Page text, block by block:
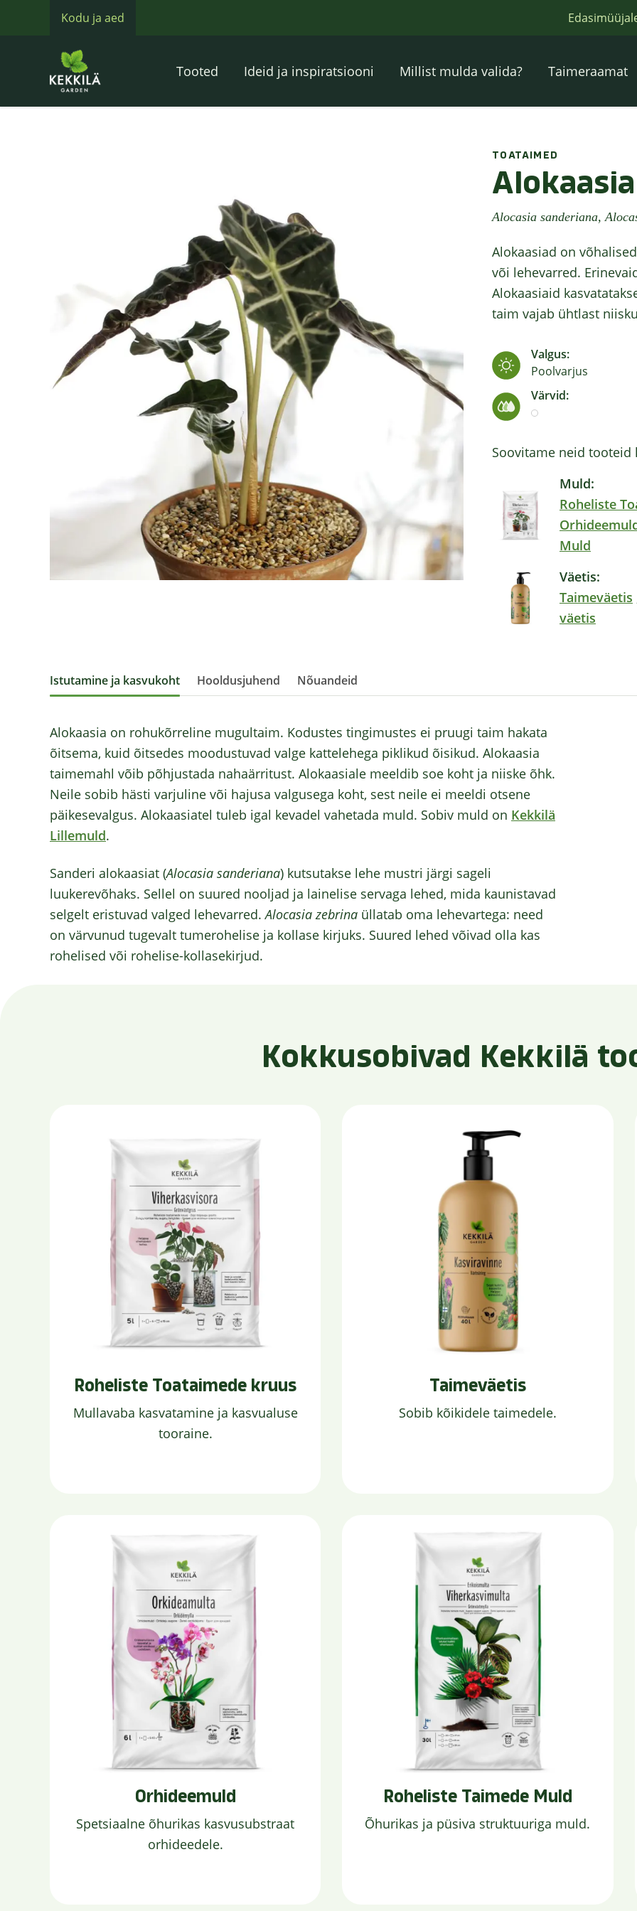
Kodu ja aed
Tooted Ideid ja inspiratsiooni Millist mulda valida? Taimeraamat
TOATAIMED
Alokaasia
Alocasia sanderiana,
Alokaasiad on
või lehevarred.
Alokaasiaid
taim vajab ühtlast
Valgus:
Poolvarjus
Värvid:
Soovitame neid tooteid
Muld:
Roheliste
Muld
Väetis:
Taimeväetis
väetis
Istutamine ja kasvukoht Hooldusjuhend Nõuandeid
Alokaasia on rohukõrreline mugultaim. Kodustes tingimustes ei pruugi taim hakata
õitsema, kuid õitsedes moodustuvad valge kattelehega piklikud õisikud. Alokaasia
taimemahl võib põhjustada nahaärritust. Alokaasiale meeldib soe koht ja niiske õhk.
Neile sobib hästi varjuline või hajusa valgusega koht, sest neile ei meeldi otsene
päikesevalgus. Alokaasiatel tuleb igal kevadel vahetada muld. Sobiv muld on Kekkilä
Lillemuld.
Sanderi alokaasiat (Alocasia sanderiana) kutsutakse lehe mustri järgi sageli
luukerevõhaks. Sellel on suured nooljad ja lainelise servaga lehed, mida kaunistavad
selgelt eristuvad valged lehevarred.Alocasia zebrina üllatab oma lehevartega: need
on värvunud tugevalt tumerohelise ja kollase kirjuks. Suured lehed võivad olla kas
rohelised või rohelise-kollasekirjud.
Kokkusobivad Kekkilä
Roheliste Toataimede kruus
Mullavaba kasvatamine ja kasvualuse
tooraine.
Taimeväetis
Sobib kõikidele taimedele.
Orhideemuld
Spetsiaalne õhurikas kasvusubstraat
orhideedele.
Roheliste Taimede Muld
Õhurikas ja püsiva struktuuriga muld.